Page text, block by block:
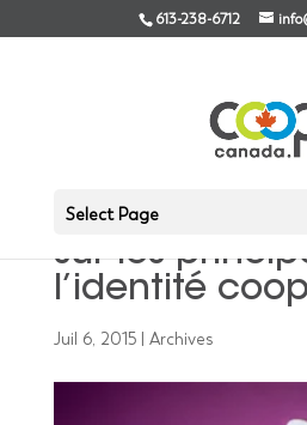
613-238-6712
Select Page
de l’ACI :
sur les
l’identité
Juil 6, 2015| Archives